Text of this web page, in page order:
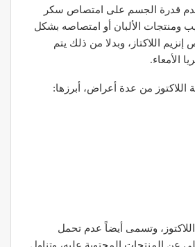
قدرة الجسم على امتصاص سكر
ومنتجات الألبان أو امتصاصه بشكل
اللاكتاز، وبدلا من ذلك يتم
الأمعاء.
من عدة أعراض، أبرزها:
وتسمى أيضاً عدم تحمل